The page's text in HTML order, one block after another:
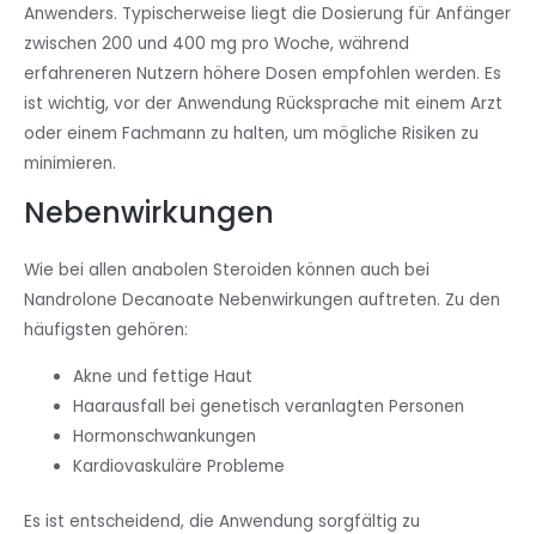
Anwenders. Typischerweise liegt die Dosierung für Anfänger
zwischen 200 und 400 mg pro Woche, während
erfahreneren Nutzern höhere Dosen empfohlen werden. Es
ist wichtig, vor der Anwendung Rücksprache mit einem Arzt
oder einem Fachmann zu halten, um mögliche Risiken zu
minimieren.
Nebenwirkungen
Wie bei allen anabolen Steroiden können auch bei
Nandrolone Decanoate Nebenwirkungen auftreten. Zu den
häufigsten gehören:
Akne und fettige Haut
Haarausfall bei genetisch veranlagten Personen
Hormonschwankungen
Kardiovaskuläre Probleme
Es ist entscheidend, die Anwendung sorgfältig zu